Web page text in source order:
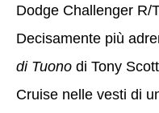
Dodge Challenger R/
Decisamente più
di Tuono di Tony
Cruise nelle vesti di